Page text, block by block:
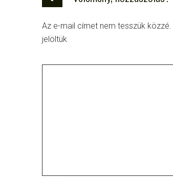
Az e-mail címet nem tesszük közzé.
jelöltük